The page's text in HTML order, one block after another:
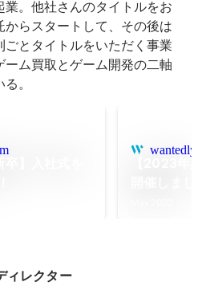
業。他社さんのタイトルをお
からスタートして、その後は
ごとタイトルをいただく事業
ーム買取とゲーム開発の二軸
。
ィレクター